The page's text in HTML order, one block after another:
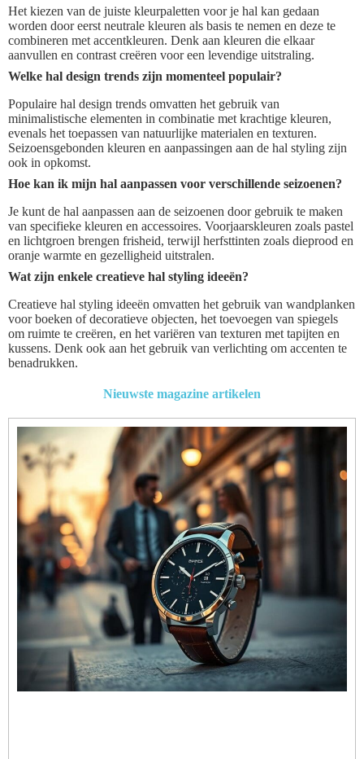
Het kiezen van de juiste kleurpaletten voor je hal kan gedaan
worden door eerst neutrale kleuren als basis te nemen en deze te
combineren met accentkleuren. Denk aan kleuren die elkaar
aanvullen en contrast creëren voor een levendige uitstraling.
Welke hal design trends zijn momenteel populair?
Populaire hal design trends omvatten het gebruik van
minimalistische elementen in combinatie met krachtige kleuren,
evenals het toepassen van natuurlijke materialen en texturen.
Seizoensgebonden kleuren en aanpassingen aan de hal styling zijn
ook in opkomst.
Hoe kan ik mijn hal aanpassen voor verschillende seizoenen?
Je kunt de hal aanpassen aan de seizoenen door gebruik te maken
van specifieke kleuren en accessoires. Voorjaarskleuren zoals pastel
en lichtgroen brengen frisheid, terwijl herfsttinten zoals dieprood en
oranje warmte en gezelligheid uitstralen.
Wat zijn enkele creatieve hal styling ideeën?
Creatieve hal styling ideeën omvatten het gebruik van wandplanken
voor boeken of decoratieve objecten, het toevoegen van spiegels
om ruimte te creëren, en het variëren van texturen met tapijten en
kussens. Denk ook aan het gebruik van verlichting om accenten te
benadrukken.
Nieuwste magazine artikelen